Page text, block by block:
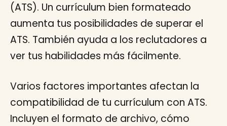
(ATS). Un currículum bien formateado
aumenta tus posibilidades de superar el
ATS. También ayuda a los reclutadores a
ver tus habilidades más fácilmente.
Varios factores importantes afectan la
compatibilidad de tu currículum con ATS.
Incluyen el formato de archivo, cómo